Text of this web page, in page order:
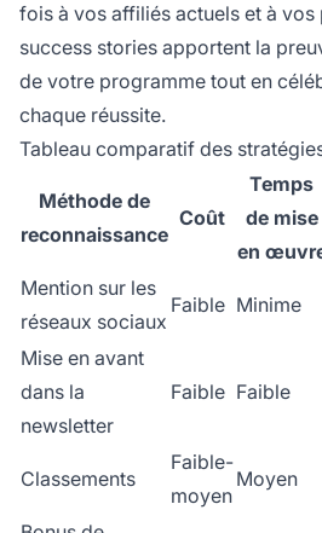
fois à vos affiliés actuels et à vos
success stories apportent la
de votre programme tout en
chaque réussite.
Tableau comparatif des
Méthode de
reconnaissance
Coût
Temps
de mise
en
Mention sur les
réseaux sociaux
Faible Minime
Mise en avant
dans la
newsletter
Faible Faible
Classements
Faible-
moyen
Moyen